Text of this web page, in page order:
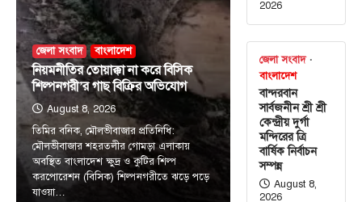
জেলা সংবাদ বাংলাদেশ
নিয়মনীতির তোয়াক্কা না করে বিসিক
শিল্পনগরী’র গাছ বিক্রির অভিযোগ
August 8, 2026
তিমির বনিক, মৌলভীবাজার প্রতিনিধি:
মৌলভীবাজার শহরতলীর গোমড়া এলাকায়
অবস্থিত বাংলাদেশ ক্ষুদ্র ও কুটির শিল্প
করপোরেশন (বিসিক) শিল্পনগরীতে ঝড়ে পড়ে
যাওয়া…
2026
জেলা সংবাদ
বাংলাদেশ
বান্দরবান
সার্বজনীন শ্রী শ্রী
কেন্দ্রীয় দুর্গা
মন্দিরের ত্রি
বার্ষিক নির্বাচন
সম্পন্ন
August 8,
2026